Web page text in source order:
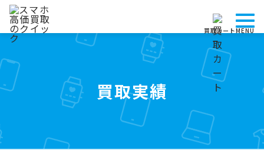
買取カートMENU
買取実績